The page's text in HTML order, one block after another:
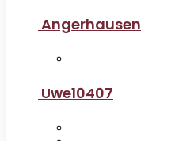
Angerhausen
Uwe10407